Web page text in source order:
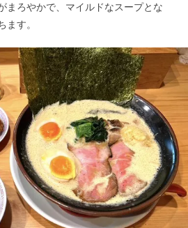
まろやかで、マイルドなスープとな
ます。